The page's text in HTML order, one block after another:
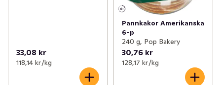
33,08 kr
118,14 kr /kg
Pannkakor Amerikanska
6-p
240 g, Pop Bakery
30,76 kr
128,17 kr /kg